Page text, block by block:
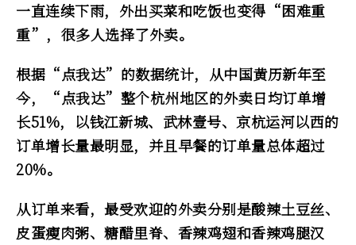
一直连续下雨，外出买菜和吃饭也变得“困难重
重”，很多人选择了外卖。
根据“点我达”的数据统计，从中国黄历新年至
今，“点我达”整个杭州地区的外卖日均订单增
长51%，以钱江新城、武林壹号、京杭运河以西的
订单增长量最明显，并且早餐的订单量总体超过
20%。
从订单来看，最受欢迎的外卖分别是酸辣土豆丝、
皮蛋瘦肉粥、糖醋里脊、香辣鸡翅和香辣鸡腿汉